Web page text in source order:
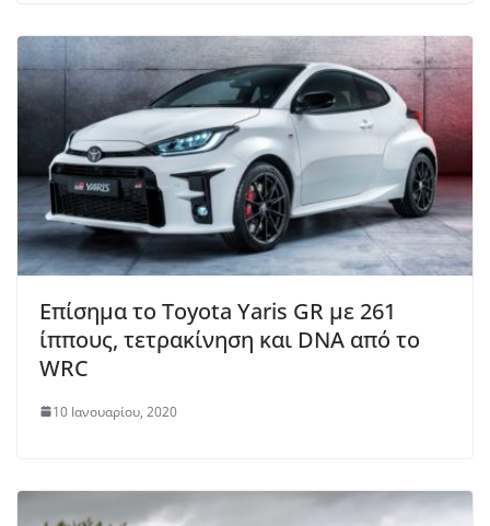
Επίσημα το Toyota Yaris GR με 261
ίππους, τετρακίνηση και DNA από το
WRC
10 Ιανουαρίου, 2020